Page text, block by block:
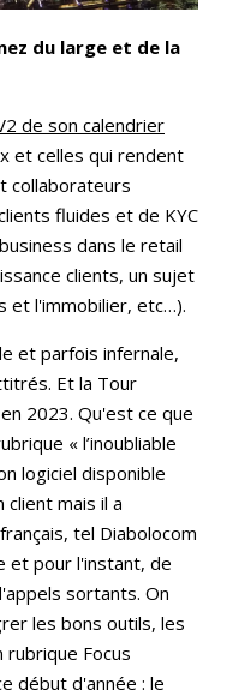
du large et de la
de son calendrier
et celles qui rendent
collaborateurs
fluides et de KYC
dans le retail
clients, un sujet
et l'immobilier, etc…).
et parfois infernale,
Et la Tour
2023. Qu'est ce que
« l’inoubliable
logiciel disponible
mais il a
tel Diabolocom
et pour l'instant, de
sortants. On
les bons outils, les
Focus
début d'année : le